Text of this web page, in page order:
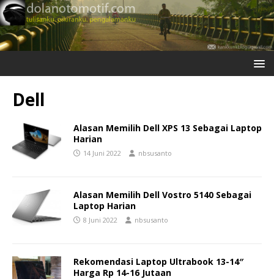
Dell
Alasan Memilih Dell XPS 13 Sebagai Laptop
Harian
14 Juni 2022 nbsusanto
Alasan Memilih Dell Vostro 5140 Sebagai
Laptop Harian
8 Juni 2022 nbsusanto
Rekomendasi Laptop Ultrabook 13-14″
Harga Rp 14-16 Jutaan